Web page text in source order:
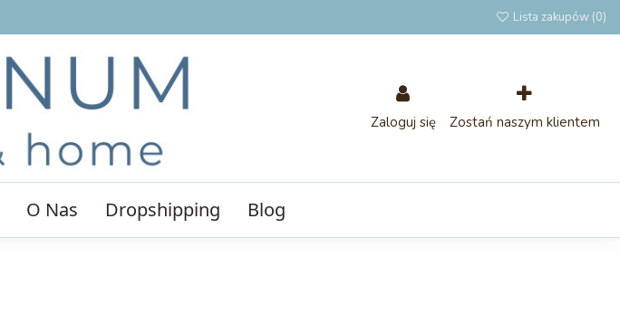
Lista zakupów (0)
Zaloguj się Zostań naszym klientem
O Nas Dropshipping Blog